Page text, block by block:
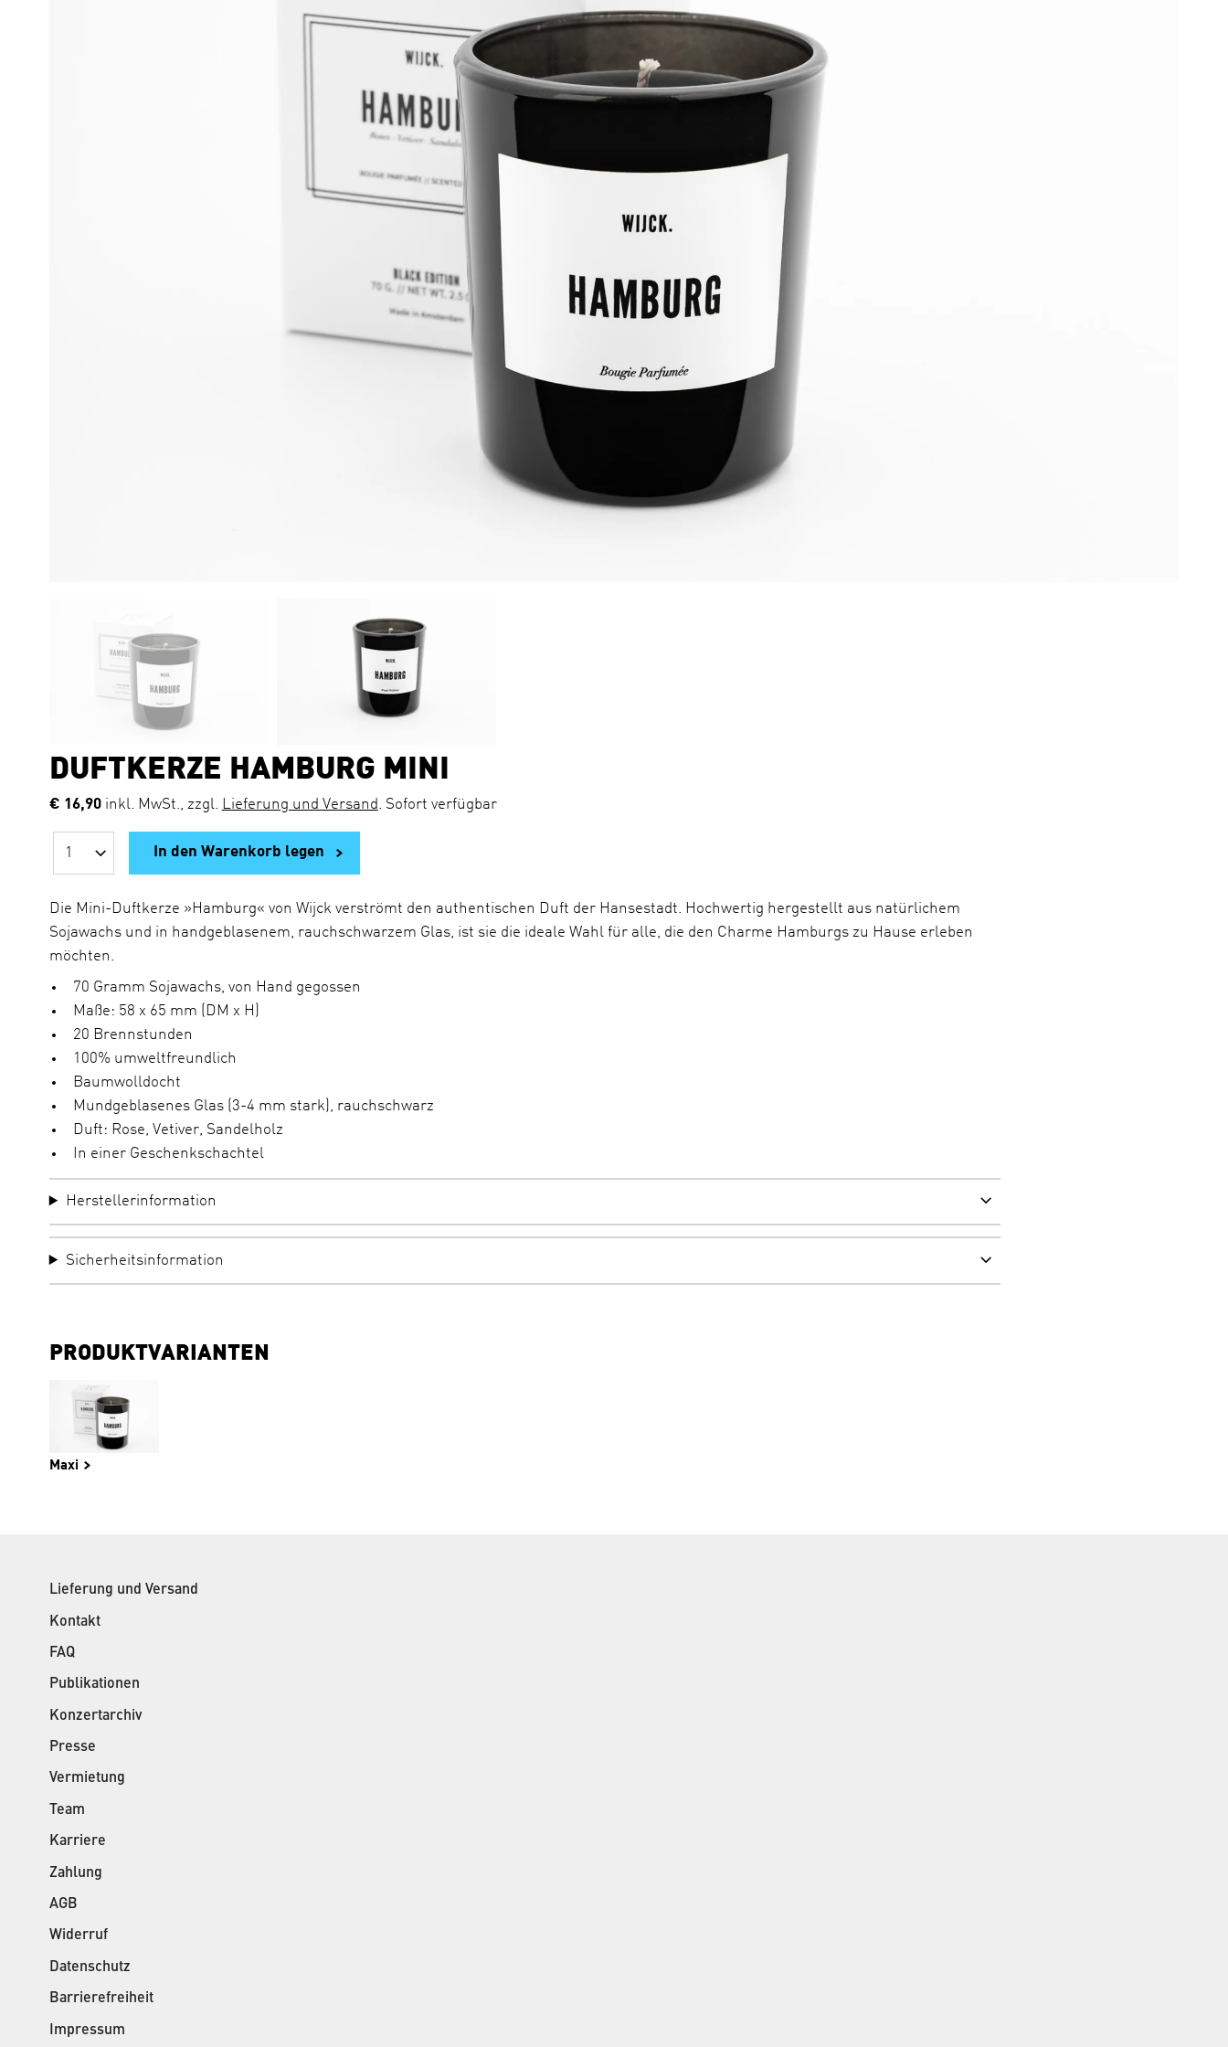
DUFTKERZE HAMBURG MINI
€ 16,90inkl. MwSt., zzgl. Lieferung und Versand. Sofort verfügbar
n
a
h
l
In den Warenkorb legen
Die Mini-Duftkerze »Hamburg« von Wijck verströmt den authentischen Duft der Hansestadt. Hochwertig hergestellt aus natürlichem
Sojawachs und in handgeblasenem, rauchschwarzem Glas, ist sie die ideale Wahl für alle, die den Charme Hamburgs zu Hause erleben
möchten.
70 Gramm Sojawachs, von Hand gegossen
Maße: 58 x 65 mm (DM x H)
20 Brennstunden
100% umweltfreundlich
Baumwolldocht
Mundgeblasenes Glas (3-4 mm stark), rauchschwarz
Duft: Rose, Vetiver, Sandelholz
In einer Geschenkschachtel
Herstellerinformation
Sicherheitsinformation
PRODUKTVARIANTEN
Maxi
Lieferung und Versand
Kontakt
FAQ
Publikationen
Konzertarchiv
Presse
Vermietung
Team
Karriere
Zahlung
AGB
Widerruf
Datenschutz
Barrierefreiheit
Impressum